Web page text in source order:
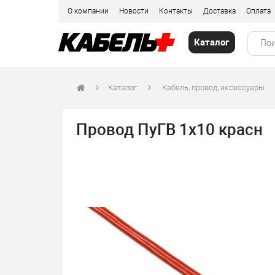
О компании Новости Контакты Доставка Оплата
Каталог
Каталог Кабель, провод, аксессуары
Провод ПуГВ 1х10 красн